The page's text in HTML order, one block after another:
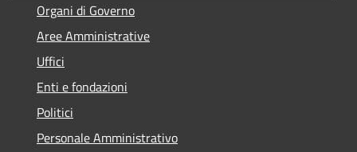
Organi di Governo
Aree Amministrative
Uffici
Enti e fondazioni
Politici
Personale Amministrativo